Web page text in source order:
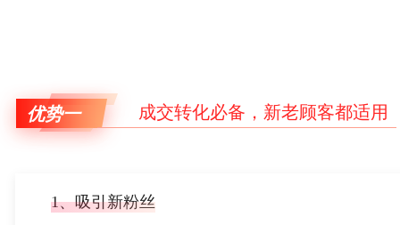
优势一 成交转化必备，新老顾客都适用
1、吸引新粉丝